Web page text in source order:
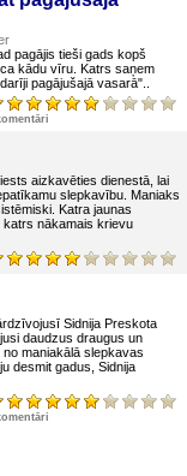
pagājis tieši gads kopš
kādu vīru. Katrs saņem
pagājušajā vasarā"..
aizkavēties dienestā, lai
slepkavību. Maniaks
Katra jaunas
nākamais krievu
Sidnija Preskota
daudzus draugus un
maniakālā slepkavas
desmit gadus, Sidnija